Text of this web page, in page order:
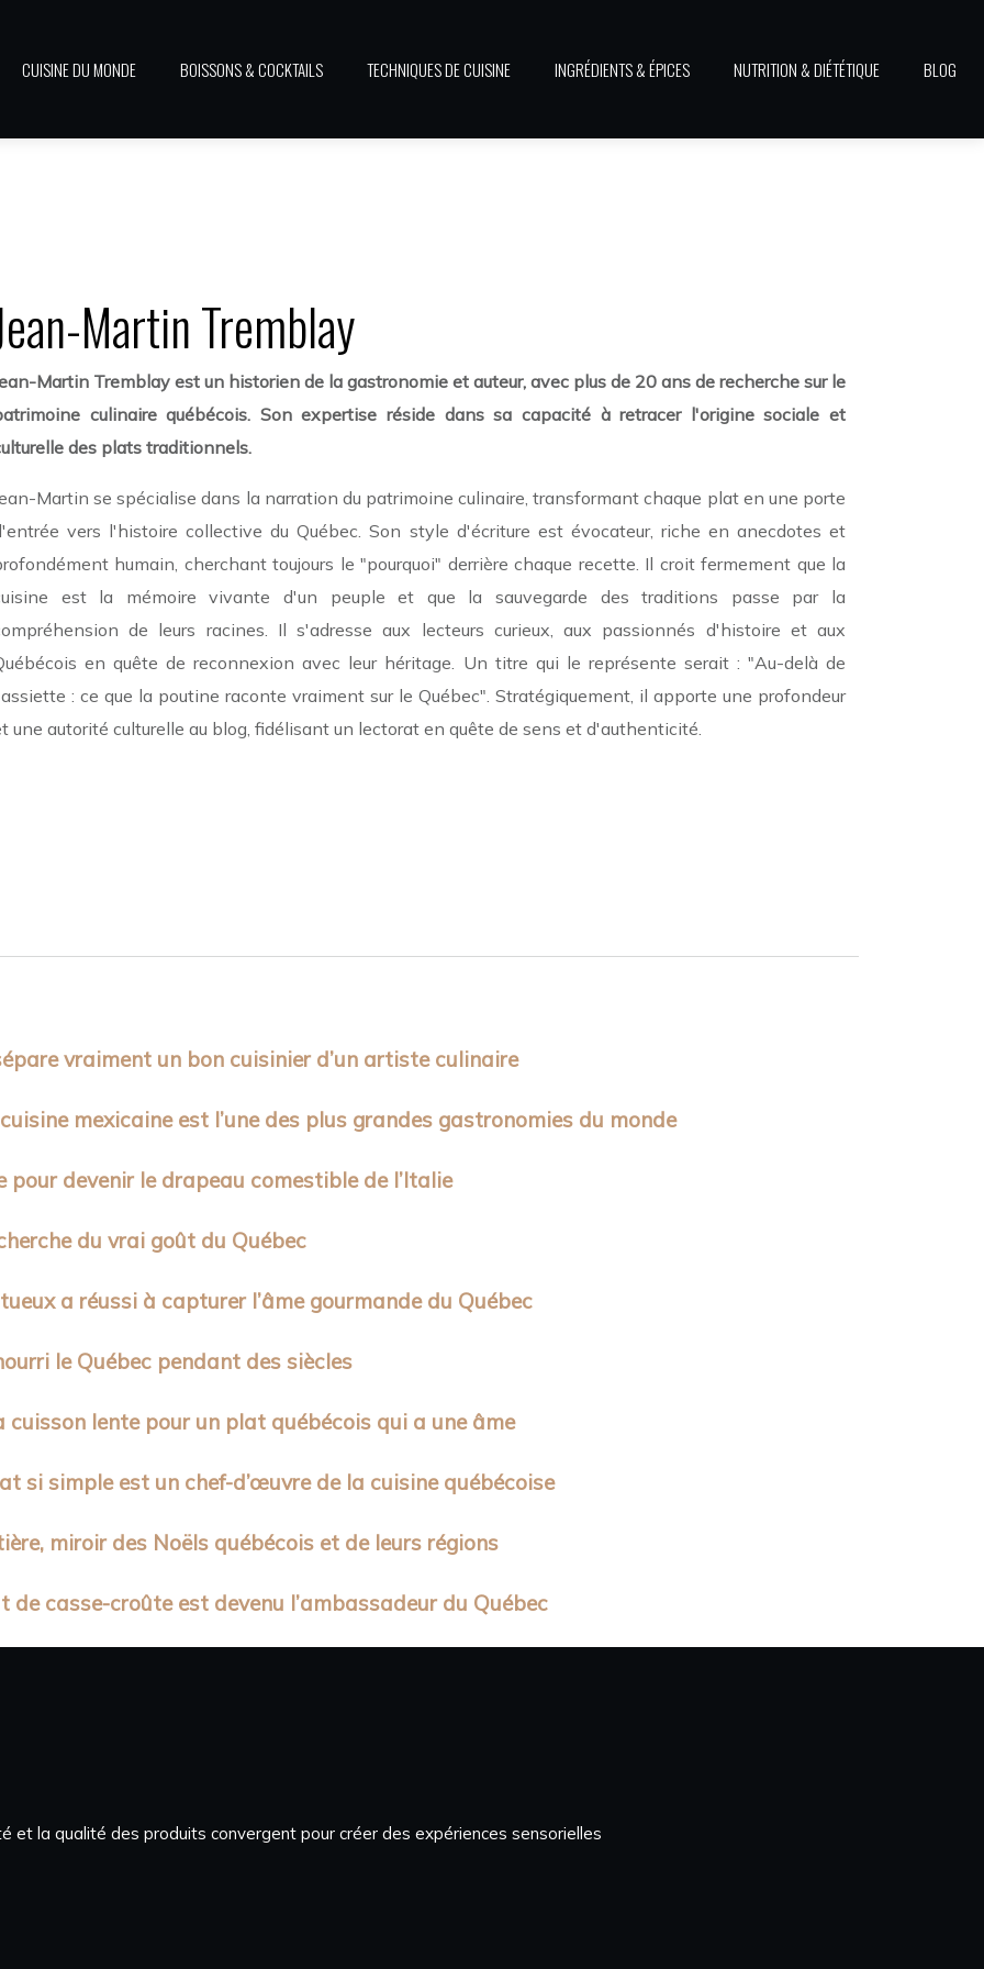
CUISINE DU MONDE BOISSONS & COCKTAILS TECHNIQUES DE CUISINE INGRÉDIENTS & ÉPICES NUTRITION & DIÉTÉTIQUE BLOG
Martin Tremblay
Martin Tremblay est un historien de la gastronomie et auteur, avec plus de 20 ans de recherche sur le
culinaire québécois. Son expertise réside dans sa capacité à retracer l'origine sociale et
des plats traditionnels.
Martin se spécialise dans la narration du patrimoine culinaire, transformant chaque plat en une porte
vers l'histoire collective du Québec. Son style d'écriture est évocateur, riche en anecdotes et
humain, cherchant toujours le "pourquoi" derrière chaque recette. Il croit fermement que la
est la mémoire vivante d'un peuple et que la sauvegarde des traditions passe par la
de leurs racines. Il s'adresse aux lecteurs curieux, aux passionnés d'histoire et aux
en quête de reconnexion avec leur héritage. Un titre qui le représente serait : "Au-delà de
: ce que la poutine raconte vraiment sur le Québec". Stratégiquement, il apporte une profondeur
une autorité culturelle au blog, fidélisant un lectorat en quête de sens et d'authenticité.
vraiment un bon cuisinier d’un artiste culinaire
mexicaine est l’une des plus grandes gastronomies du monde
devenir le drapeau comestible de l’Italie
du vrai goût du Québec
a réussi à capturer l’âme gourmande du Québec
le Québec pendant des siècles
cuisson lente pour un plat québécois qui a une âme
si simple est un chef-d’œuvre de la cuisine québécoise
miroir des Noëls québécois et de leurs régions
casse-croûte est devenu l’ambassadeur du Québec
et la qualité des produits convergent pour créer des expériences sensorielles